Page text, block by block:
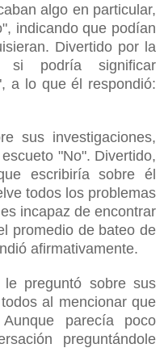
algo en particular,
indicando que podían
Divertido por la
si podría significar
a lo que él respondió:
sus investigaciones,
"No". Divertido,
escribiría sobre él
todos los problemas
incapaz de encontrar
promedio de bateo de
afirmativamente.
preguntó sobre sus
al mencionar que
parecía poco
preguntándole